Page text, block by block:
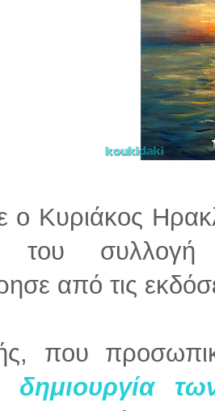
ο Κυριάκος
του
από τις
που